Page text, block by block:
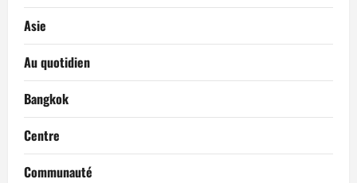
Asie
Au quotidien
Bangkok
Centre
Communauté